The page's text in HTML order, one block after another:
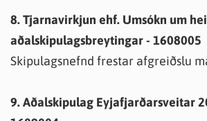
8. Tjarnavirkjun ehf. Umsókn um
aðalskipulagsbreytingar - 1608005
Skipulagsnefnd frestar afgreiðslu
9. Aðalskipulag Eyjafjarðarsveitar